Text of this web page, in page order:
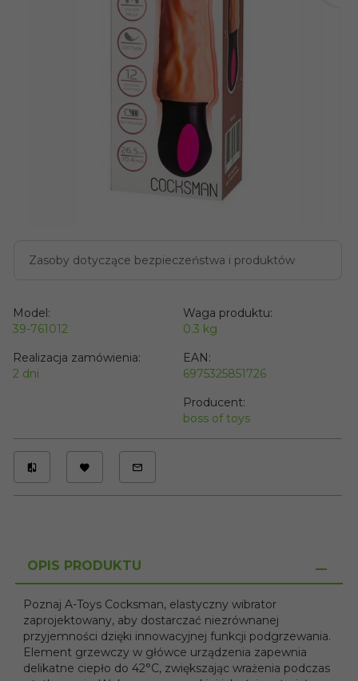
Zasoby dotyczące bezpieczeństwa i produktów
Model:
39-761012
Waga produktu:
0.3 kg
Realizacja zamówienia:
2 dni
EAN:
6975325851726
Producent:
boss of toys
OPIS PRODUKTU
Poznaj A-Toys Cocksman, elastyczny wibrator
zaprojektowany, aby dostarczać niezrównanej
przyjemności dzięki innowacyjnej funkcji podgrzewania.
Element grzewczy w główce urządzenia zapewnia
delikatne ciepło do 42°C, zwiększając wrażenia podczas